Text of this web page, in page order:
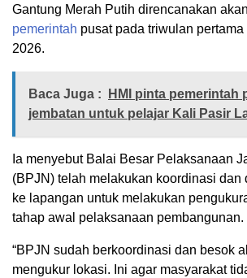
Gantung Merah Putih direncanakan
pemerintah pusat pada triwulan
2026.
Baca Juga :
HMI pinta pemerintah
jembatan untuk pelajar Kali Pasir
Ia menyebut Balai Besar Pelaksanaan
(BPJN) telah melakukan koordinasi dan
ke lapangan untuk melakukan
tahap awal pelaksanaan pembangunan.
“BPJN sudah berkoordinasi dan besok
mengukur lokasi. Ini agar masyarakat